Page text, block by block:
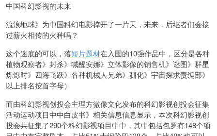
中国科幻影视的未来
流浪地球》为中国科幻电影撑开了一片天，未来，后继者们会接
过薪火相传的火种吗？
这个迷底的可以，落短片题材在入围的10强作品中，区分是各种
植物观察者》封杀》喊醒安娜》立体影像的销售机》谜图》群星
烁烁时》四海飞跃》各种机械人兄弟》驯化》宇宙探求责编部》
以上排名按首字母）
而由科幻影视创投会主理方微像文化发布的科幻影视创投会征集
活动运动项目中中白皮书》相关信息信息显示，本次科幻影视创
投会共征集了290个科幻影视项目中中，其中包括包罗有148个项